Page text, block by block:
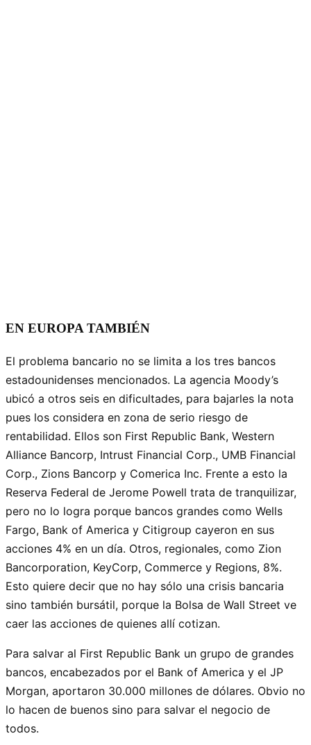
EN EUROPA TAMBIÉN
El problema bancario no se limita a los tres bancos
estadounidenses mencionados. La agencia Moody’s
ubicó a otros seis en dificultades, para bajarles la nota
pues los considera en zona de serio riesgo de
rentabilidad. Ellos son First Republic Bank, Western
Alliance Bancorp, Intrust Financial Corp., UMB Financial
Corp., Zions Bancorp y Comerica Inc. Frente a esto la
Reserva Federal de Jerome Powell trata de tranquilizar,
pero no lo logra porque bancos grandes como Wells
Fargo, Bank of America y Citigroup cayeron en sus
acciones 4% en un día. Otros, regionales, como Zion
Bancorporation, KeyCorp, Commerce y Regions, 8%.
Esto quiere decir que no hay sólo una crisis bancaria
sino también bursátil, porque la Bolsa de Wall Street ve
caer las acciones de quienes allí cotizan.
Para salvar al First Republic Bank un grupo de grandes
bancos, encabezados por el Bank of America y el JP
Morgan, aportaron 30.000 millones de dólares. Obvio no
lo hacen de buenos sino para salvar el negocio de
todos.